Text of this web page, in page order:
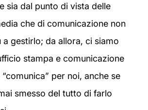
sia dal punto di vista delle
che di comunicazione non
a gestirlo; da allora, ci siamo
stampa e comunicazione
per noi, anche se
smesso del tutto di farlo